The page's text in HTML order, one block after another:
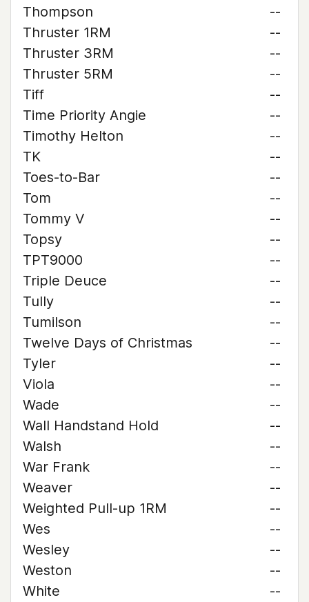
Thompson
--
Thruster 1RM
--
Thruster 3RM
--
Thruster 5RM
--
Tiff
--
Time Priority Angie
--
Timothy Helton
--
TK
--
Toes-to-Bar
--
Tom
--
Tommy V
--
Topsy
--
TPT9000
--
Triple Deuce
--
Tully
--
Tumilson
--
Twelve Days of Christmas
--
Tyler
--
Viola
--
Wade
--
Wall Handstand Hold
--
Walsh
--
War Frank
--
Weaver
--
Weighted Pull-up 1RM
--
Wes
--
Wesley
--
Weston
--
White
--